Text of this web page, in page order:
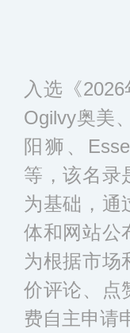
入选《
Ogilvy奥美
阳狮、
等，该名录
为基础，通
体和网站公
为根据市场
价评论、点
费自主申请